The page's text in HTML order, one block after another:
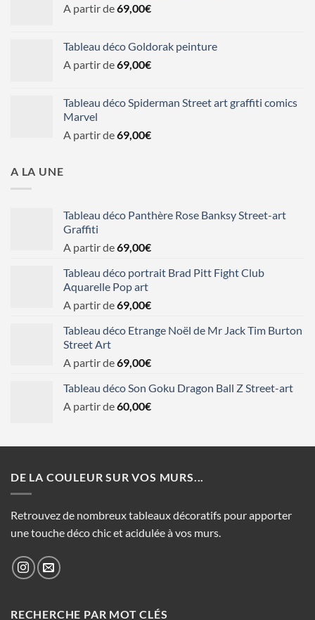
A partir de69,00€
Tableau déco Goldorak peinture
A partir de69,00€
Tableau déco Spiderman Street art graffiti comics
Marvel
A partir de69,00€
A LA UNE
Tableau déco Panthère Rose Banksy Street-art
Graffiti
A partir de69,00€
Tableau déco portrait Brad Pitt Fight Club
Aquarelle Pop art
A partir de69,00€
Tableau déco Etrange Noël de Mr Jack Tim Burton
Street Art
A partir de69,00€
Tableau déco Son Goku Dragon Ball Z Street-art
A partir de60,00€
DE LA COULEUR SUR VOS MURS...
Retrouvez de nombreux tableaux décoratifs pour apporter
une touche déco chic et acidulée à vos murs.
RECHERCHE PAR MOT CLÉS